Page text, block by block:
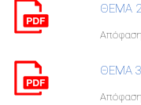
ΘΕΜΑ
ΘΕΜΑ